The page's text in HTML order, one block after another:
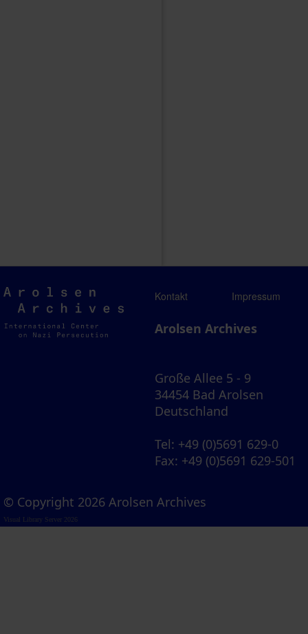
Arolsen
Archives
Kontakt Impressum
Arolsen Archives
Große Allee 5 - 9
34454 Bad Arolsen
Deutschland
Tel: +49 (0)5691 629-0
Fax: +49 (0)5691 629-501
© Copyright 2026 Arolsen Archives
Visual Library Server 2026